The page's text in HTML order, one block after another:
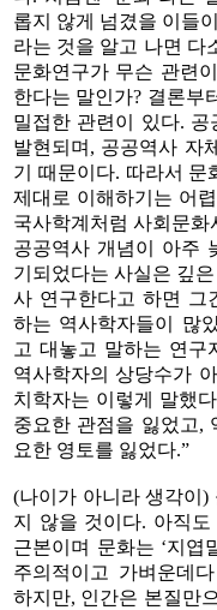
롭지 않게 넘겼을 이들
라는 것을 알고 나면 다
문화연구가 무슨 관련
한다는 말인가? 결론부
밀접한 관련이 있다.
발현되며, 공공역사 자
기 때문이다. 따라서 문
제대로 이해하기는 어
국사학계처럼 사회문
공공역사 개념이 아주
기되었다는 사실은 깊
사 연구한다고 하면 그
하는 역사학자들이 많
고 대놓고 말하는 연구
역사학자의 상당수가
치학자는 이렇게 말했
중요한 관점을 잃었고,
요한 영토를 잃었다.”
(나이가 아니라 생각이
지 않을 것이다. 아직도
근본이며 문화는 ‘지엽
주의적이고 가벼운데
하지만, 인간은 본질만